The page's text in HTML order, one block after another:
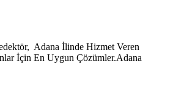
Adana İlinde Hizmet Veren
İçin En Uygun Çözümler.Adana